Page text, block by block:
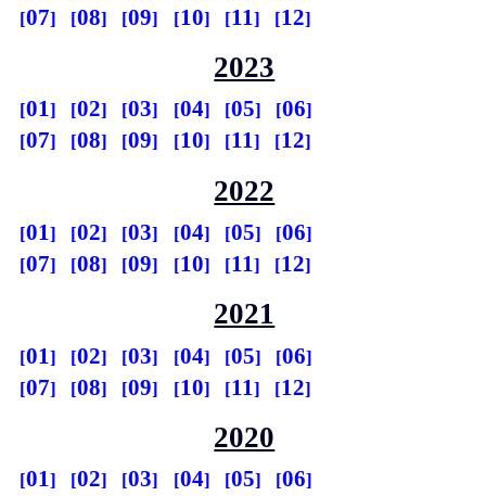
07
08 09 10 11 12
2023
01 02 03 04 05
06
07
08 09 10 11 12
2022
01 02 03 04 05
06
07
08 09 10 11 12
2021
01 02 03 04 05
06
07
08 09 10 11 12
2020
01 02 03 04 05
06